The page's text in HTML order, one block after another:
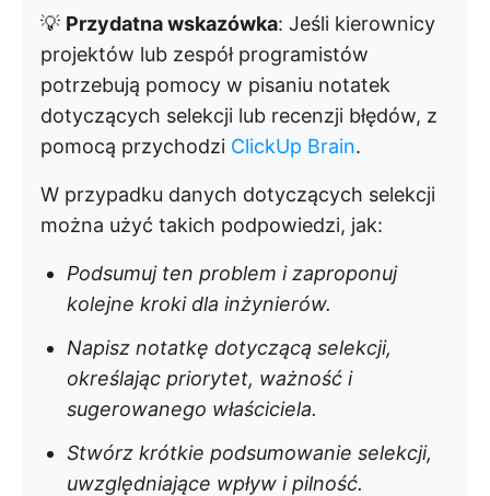
💡 Przydatna wskazówka: Jeśli kierownicy
projektów lub zespół programistów
potrzebują pomocy w pisaniu notatek
dotyczących selekcji lub recenzji błędów, z
pomocą przychodzi ClickUp Brain.
W przypadku danych dotyczących selekcji
można użyć takich podpowiedzi, jak:
Podsumuj ten problem i zaproponuj
kolejne kroki dla inżynierów.
Napisz notatkę dotyczącą selekcji,
określając priorytet, ważność i
sugerowanego właściciela.
Stwórz krótkie podsumowanie selekcji,
uwzględniające wpływ i pilność.